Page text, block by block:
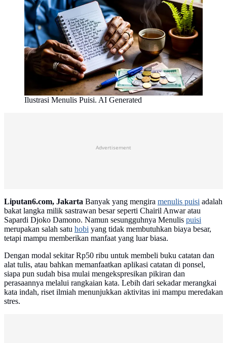
Ilustrasi Menulis Puisi. AI Generated
Advertisement
Liputan6.com, Jakarta Banyak yang mengira menulis puisi adalah
bakat langka milik sastrawan besar seperti Chairil Anwar atau
Sapardi Djoko Damono. Namun sesungguhnya Menulis puisi
merupakan salah satu hobi yang tidak membutuhkan biaya besar,
tetapi mampu memberikan manfaat yang luar biasa.
Dengan modal sekitar Rp50 ribu untuk membeli buku catatan dan
alat tulis, atau bahkan memanfaatkan aplikasi catatan di ponsel,
siapa pun sudah bisa mulai mengekspresikan pikiran dan
perasaannya melalui rangkaian kata. Lebih dari sekadar merangkai
kata indah, riset ilmiah menunjukkan aktivitas ini mampu meredakan
stres.